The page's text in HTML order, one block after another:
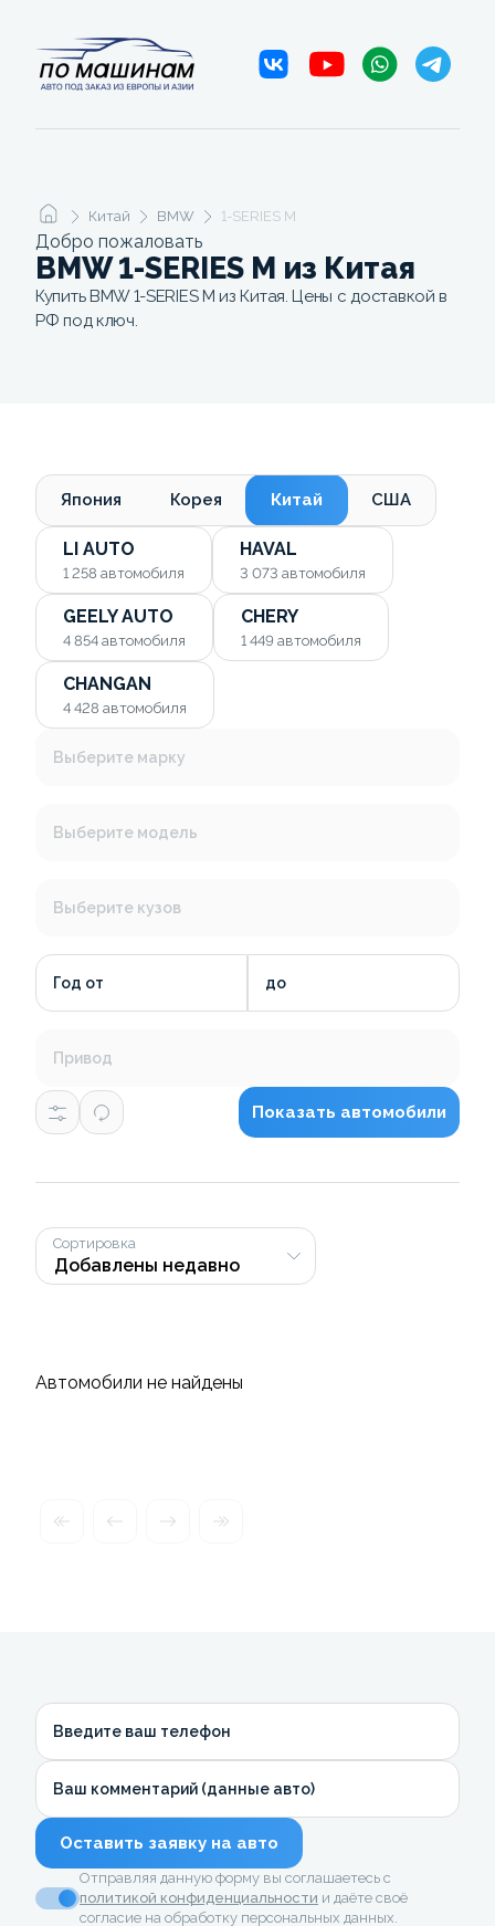
Китай BMW 1-SERIES M
Добро пожаловать
BMW 1-SERIES M из Китая
Купить BMW 1-SERIES M из Китая. Цены с доставкой в
РФ под ключ.
Япония Корея Китай США
LI AUTO
1 258 автомобиля
HAVAL
3 073 автомобиля
GEELY AUTO
4 854 автомобиля
CHERY
1 449 автомобиля
CHANGAN
4 428 автомобиля
Выберите марку
Выберите модель
Выберите кузов
Год от до
Привод
Показать автомобили
Сортировка
Автомобили не найдены
Введите ваш телефон
Ваш комментарий (данные авто)
Оставить заявку на авто
Отправляя данную форму вы соглашаетесь с
политикой конфиденциальности и даёте своё
согласие на обработку персональных данных.